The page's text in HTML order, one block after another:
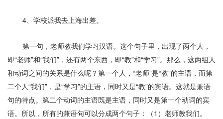
4、学校派我去上海出差。
第一句，老师教我们学习汉语。这个句子里，出现了两个人，
即“老师”和“我们”，还有两个东西，即“教”和“学习”。那么，这两组人
和动词之间的关系是什么呢？第一个人，“老师”是“教”的主语，而第
二个人“我们”，是“学习”的主语，同时又是“教”的宾语。这就是兼语
句的特点。第二个动词的主语既是主语，同时又是第一个动词的宾
语。所以，所有的兼语句可以分成两个句子：（1 ）老师教我们。